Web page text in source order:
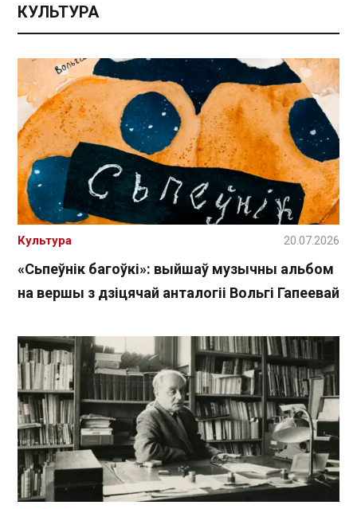
КУЛЬТУРА
«Сьпеўнік багоўкі»: выйшаў музычны альбом
на вершы з дзіцячай анталогіі Вольгі Гапеевай
Культура 20.07.2026